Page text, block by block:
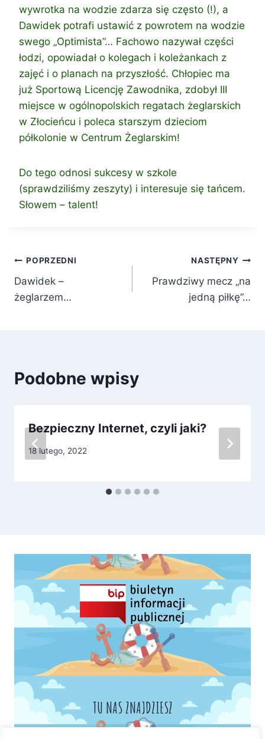
wywrotka na wodzie zdarza się często (!), a
Dawidek potrafi ustawić z powrotem na wodzie
swego „Optimista”… Fachowo nazywał części
łodzi, opowiadał o kolegach i koleżankach z
zajęć i o planach na przyszłość. Chłopiec ma
już Sportową Licencję Zawodnika, zdobył III
miejsce w ogólnopolskich regatach żeglarskich
w Złocieńcu i poleca starszym dzieciom
półkolonie w Centrum Żeglarskim!
Do tego odnosi sukcesy w szkole
(sprawdziliśmy zeszyty) i interesuje się tańcem.
Słowem – talent!
Nawigacja
wpisu
POPRZEDNI
Dawidek –
żeglarzem…
NASTĘPNY
Prawdziwy mecz „na
jedną piłkę”…
Podobne wpisy
Bezpieczny Internet, czyli jaki?
18 lutego, 2022
TU NAS ZNAJDZIESZ